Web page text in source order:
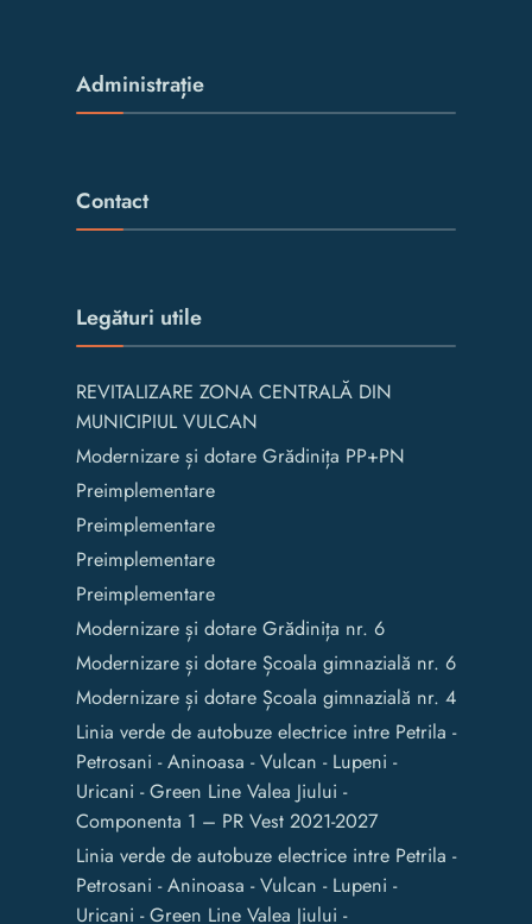
Administrație
Contact
Legături utile
REVITALIZARE ZONA CENTRALĂ DIN
MUNICIPIUL VULCAN
Modernizare și dotare Grădinița PP+PN
Preimplementare
Preimplementare
Preimplementare
Preimplementare
Modernizare și dotare Grădinița nr. 6
Modernizare și dotare Școala gimnazială nr. 6
Modernizare și dotare Școala gimnazială nr. 4
Linia verde de autobuze electrice intre Petrila -
Petrosani - Aninoasa - Vulcan - Lupeni -
Uricani - Green Line Valea Jiului -
Componenta 1 – PR Vest 2021-2027
Linia verde de autobuze electrice intre Petrila -
Petrosani - Aninoasa - Vulcan - Lupeni -
Uricani - Green Line Valea Jiului -